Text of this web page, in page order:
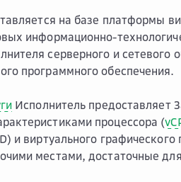
на базе платформы
информационно-
серверного и
программного обеспечения.
Исполнитель предоставляет
процессора (
и виртуального
местами, достаточные